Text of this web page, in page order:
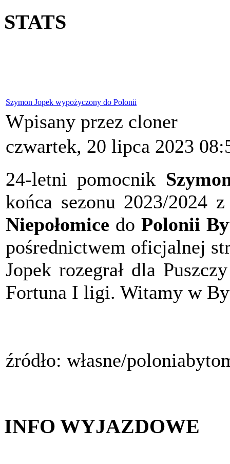
STATS
Szymon Jopek wypożyczony do Polonii
Wpisany przez cloner
czwartek, 20 lipca 2023
24-letni pomocnik
końca sezonu 2023/2024
Niepołomice do Polonii
pośrednictwem oficjalnej
Jopek rozegrał dla
Fortuna I ligi. Witamy w
źródło: własne/
INFO WYJAZDOWE